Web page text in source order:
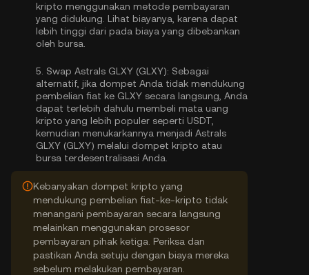
kripto menggunakan metode pembayaran
yang didukung. Lihat biayanya, karena dapat
lebih tinggi dari pada biaya yang dibebankan
oleh bursa.
5. Swap Astrals GLXY (GLXY): Sebagai
alternatif, jika dompet Anda tidak mendukung
pembelian fiat ke GLXY secara langsung, Anda
dapat terlebih dahulu membeli mata uang
kripto yang lebih populer seperti USDT,
kemudian menukarkannya menjadi Astrals
GLXY (GLXY) melalui dompet kripto atau
bursa terdesentralisasi Anda.
Kebanyakan dompet kripto yang
mendukung pembelian fiat-ke-kripto tidak
menangani pembayaran secara langsung
melainkan menggunakan prosesor
pembayaran pihak ketiga. Periksa dan
pastikan Anda setuju dengan biaya mereka
sebelum melakukan pembayaran.